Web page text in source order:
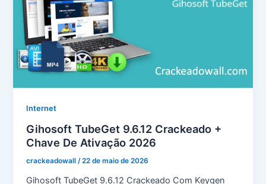
Internet
Gihosoft TubeGet 9.6.12 Crackeado +
Chave De Ativação 2026
crackeadowall/22 de maio de 2026
Gihosoft TubeGet 9.6.12 Crackeado Com Keygen